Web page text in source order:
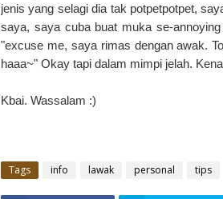
jenis yang selagi dia tak potpetpotpet,
saya, saya cuba buat muka se-
"excuse me, saya rimas dengan awak.
haaa~" Okay tapi dalam mimpi jelah.
Kbai. Wassalam :)
Tags info lawak personal tips